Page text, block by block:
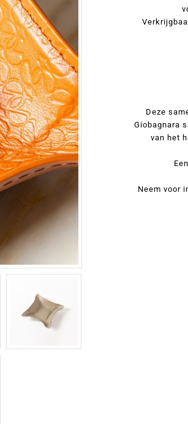
Deze
Giobagnara
van het
Neem voor